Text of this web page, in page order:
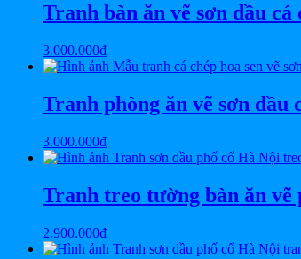
Tranh bàn ăn vẽ sơn dầu
3.000.000₫
Tranh phòng ăn vẽ sơn dầu
3.000.000₫
Tranh treo tường bàn ăn vẽ
2.900.000₫